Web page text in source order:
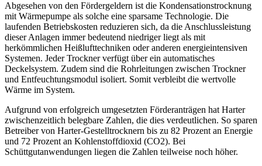
Abgesehen von den Fördergeldern ist die Kondensationstrocknung
mit ­Wärmepumpe als solche eine sparsame Technologie. Die
laufenden Betriebskosten reduzieren sich, da die Anschlussleistung
dieser Anlagen immer bedeutend niedriger liegt als mit
herkömmlichen Heißlufttechniken oder anderen energie­intensiven
Systemen. Jeder Trockner verfügt über ein automatisches
Deckelsystem. Zudem sind die Rohrleitungen zwischen Trockner
und Entfeuchtungsmodul isoliert. Somit verbleibt die wertvolle
Wärme im System.
Aufgrund von erfolgreich umgesetzten Förderanträgen hat Harter
zwischenzeitlich belegbare Zahlen, die dies verdeutlichen. So sparen
Betreiber von Harter-Gestelltrocknern bis zu 82 Prozent an Energie
und 72 Prozent an Kohlenstoffdioxid (CO2). Bei
Schüttgutanwendungen liegen die Zahlen teilweise noch höher.